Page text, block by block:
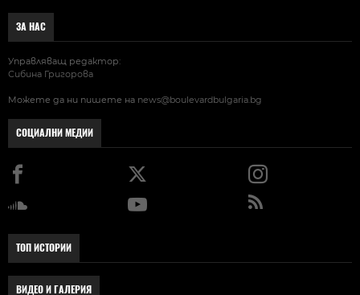
ЗА НАС
Управляващ редактор:
Сибина Григорова
Можете да ни пишете на news@boulevardbulgaria.bg
СОЦИАЛНИ МЕДИИ
ТОП ИСТОРИИ
ВИДЕО И ГАЛЕРИЯ